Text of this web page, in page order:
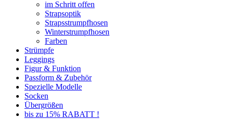
im Schritt offen
Strapsoptik
Strapsstrumpfhosen
Winterstrumpfhosen
Farben
Strümpfe
Leggings
Figur & Funktion
Passform & Zubehör
Spezielle Modelle
Socken
Übergrößen
bis zu 15% RABATT !